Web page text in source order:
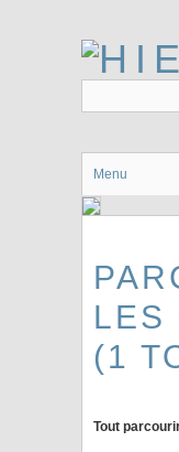
Menu
LES
(1
Tout